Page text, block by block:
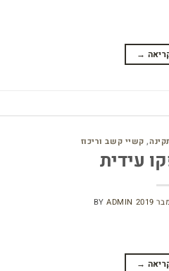
→
, קשיי קשב וריכוז
עידית
BYADMIN
→